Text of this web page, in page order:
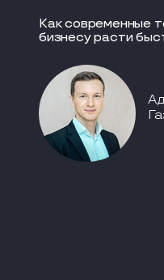
Как современные
бизнесу расти